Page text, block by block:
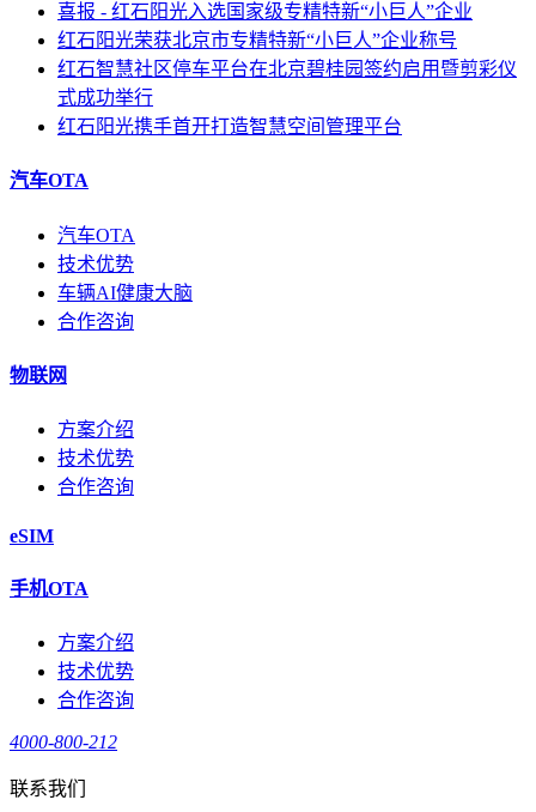
喜报 - 红石阳光入选国家级专精特新“小巨人”企业
红石阳光荣获北京市专精特新“小巨人”企业称号
红石智慧社区停车平台在北京碧桂园签约启用暨剪彩仪
式成功举行
红石阳光携手首开打造智慧空间管理平台
汽车OTA
汽车OTA
技术优势
车辆AI健康大脑
合作咨询
物联网
方案介绍
技术优势
合作咨询
eSIM
手机OTA
方案介绍
技术优势
合作咨询
4000-800-212
联系我们